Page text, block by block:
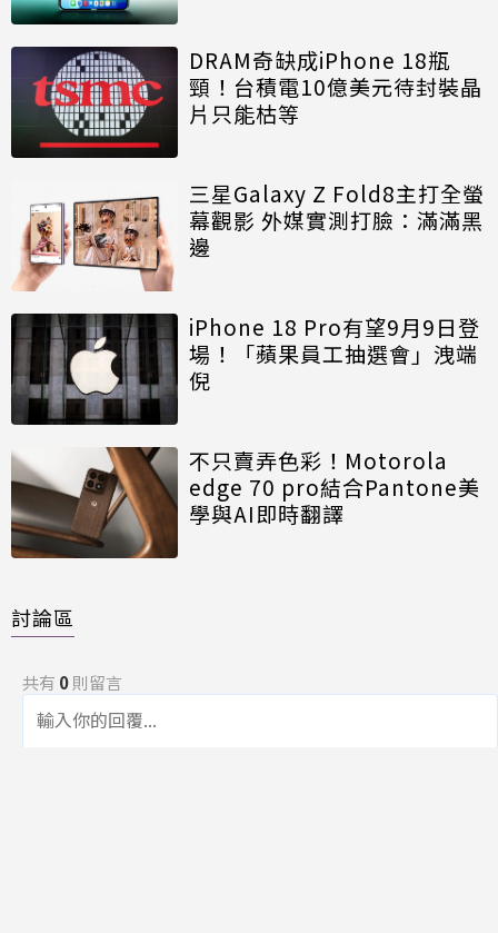
DRAM奇缺成iPhone 18瓶
頸！台積電10億美元待封裝晶
片只能枯等
三星Galaxy Z Fold8主打全螢
幕觀影 外媒實測打臉：滿滿黑
邊
iPhone 18 Pro有望9月9日登
場！「蘋果員工抽選會」洩端
倪
不只賣弄色彩！Motorola
edge 70 pro結合Pantone美
學與AI即時翻譯
討論區
共有 0則留言